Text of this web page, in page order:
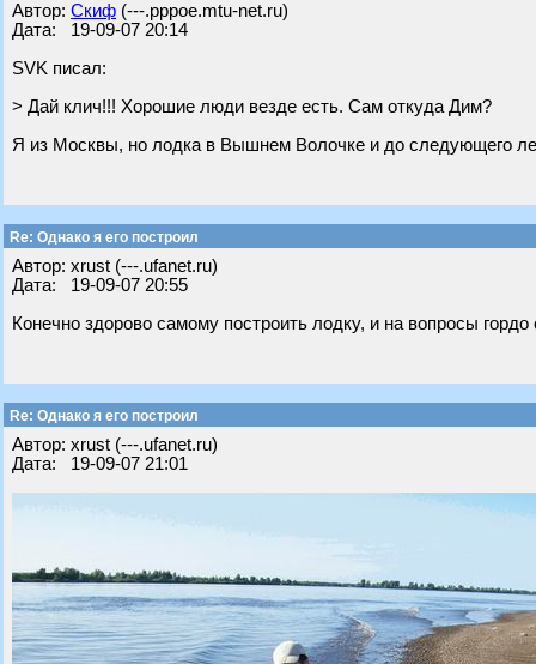
Автор: Скиф (---.pppoe.mtu-net.ru)
Дата: 19-09-07 20:14
SVK писал:
> Дай клич!!! Хорошие люди везде есть. Сам откуда Дим?
Я из Москвы, но лодка в Вышнем Волочке и до следующего
Re: Однако я его построил
Автор: xrust (---.ufanet.ru)
Дата: 19-09-07 20:55
Конечно здорово самому построить лодку, и на вопросы
Re: Однако я его построил
Автор: xrust (---.ufanet.ru)
Дата: 19-09-07 21:01